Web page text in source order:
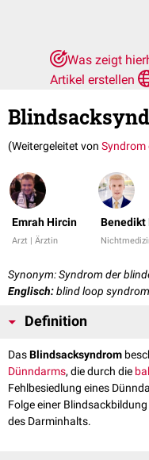
Was zeigt
Artikel erstellen
(Weitergeleitet von Syndrom
Emrah Hircin
Arzt | Ärztin
Benedikt
Synonym: Syndrom der
Englisch:blind loop
Definition
DasBlindsacksyndrom
Dünndarms, die durch die
Fehlbesiedlung eines
Folge einer
des Darminhalts.